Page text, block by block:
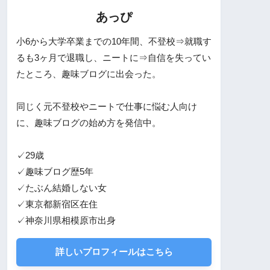
あっぴ
小6から大学卒業までの10年間、不登校⇒就職す
るも3ヶ月で退職し、ニートに⇒自信を失ってい
たところ、趣味ブログに出会った。
同じく元不登校やニートで仕事に悩む人向け
に、趣味ブログの始め方を発信中。
✓29歳
✓趣味ブログ歴5年
✓たぶん結婚しない女
✓東京都新宿区在住
✓神奈川県相模原市出身
詳しいプロフィールはこちら